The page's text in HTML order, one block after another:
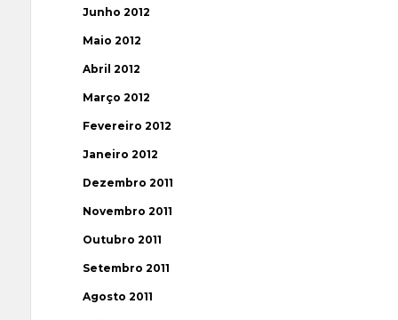
Junho 2012
Maio 2012
Abril 2012
Março 2012
Fevereiro 2012
Janeiro 2012
Dezembro 2011
Novembro 2011
Outubro 2011
Setembro 2011
Agosto 2011